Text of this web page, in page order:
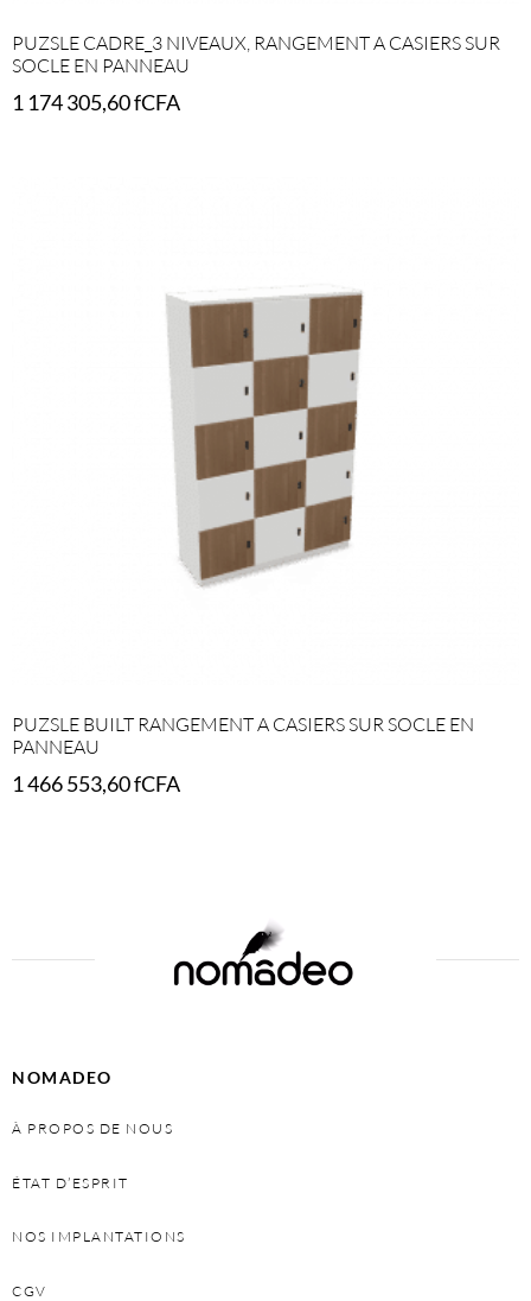
PUZSLE CADRE_3 NIVEAUX, RANGEMENT A CASIERS SUR
SOCLE EN PANNEAU
1 174 305,60fCFA
PUZSLE BUILT RANGEMENT A CASIERS SUR SOCLE EN
PANNEAU
1 466 553,60fCFA
NOMADEO
À PROPOS DE NOUS
ÉTAT D’ESPRIT
NOS IMPLANTATIONS
CGV